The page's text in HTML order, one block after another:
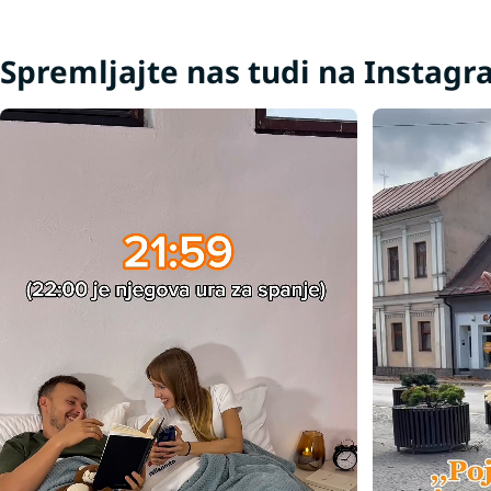
Spremljajte nas tudi na